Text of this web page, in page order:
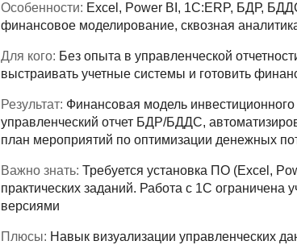
Особенности: Excel, Power BI, 1C:ERP, БДР,
финансовое моделирование, сквозная
Для кого: Без опыта в управленческой
выстраивать учетные системы и готовить
Результат: Финансовая модель
управленческий отчет БДР/БДДС,
план мероприятий по оптимизации денежных
Важно знать: Требуется установка ПО (Excel,
практических заданий. Работа с 1С
версиями
Плюсы: Навык визуализации управленческих